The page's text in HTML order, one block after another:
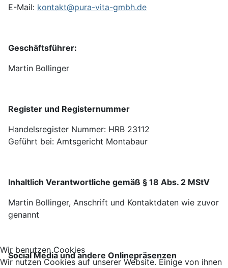
E-Mail: kontakt@pura-vita-gmbh.de
Geschäftsführer:
Martin Bollinger
Register und Registernummer
Handelsregister Nummer: HRB 23112
Geführt bei: Amtsgericht Montabaur
Inhaltlich Verantwortliche gemäß § 18 Abs. 2 MStV
Martin Bollinger, Anschrift und Kontaktdaten wie zuvor
genannt
Social Media und andere Onlinepräsenzen
Wir benutzen Cookies
Wir nutzen Cookies auf unserer Website. Einige von ihnen